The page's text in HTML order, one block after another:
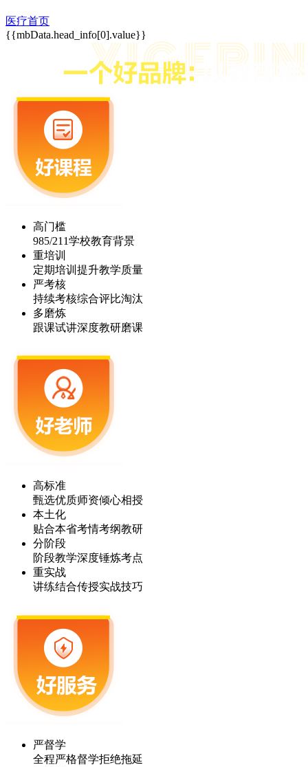
医疗首页
{{mbData.head_info[0].value}}
高门槛
985/211学校教育背景
重培训
定期培训提升教学质量
严考核
持续考核综合评比淘汰
多磨炼
跟课试讲深度教研磨课
高标准
甄选优质师资倾心相授
本土化
贴合本省考情考纲教研
分阶段
阶段教学深度锤炼考点
重实战
讲练结合传授实战技巧
严督学
全程严格督学拒绝拖延